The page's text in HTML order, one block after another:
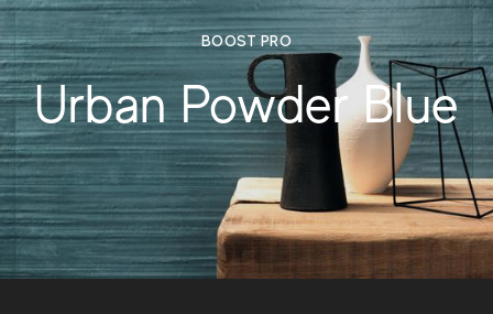
BOOST PRO
Urban Powder Blue